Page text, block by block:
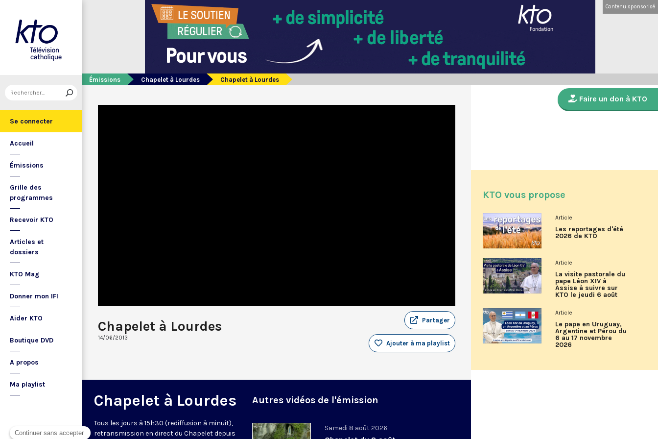
Se connecter
Accueil
Émissions
Grille des
programmes
Recevoir KTO
Articles et
dossiers
KTO Mag
Donner mon IFI
Aider KTO
Boutique DVD
A propos
Ma playlist
Contenu sponsorisé
Émissions Chapelet à Lourdes Chapelet à Lourdes
Chapelet à Lourdes
14/06/2013
Partager
Ajouter à ma playlist
Chapelet à Lourdes
Tous les jours à 15h30 (rediffusion à minuit),
retransmission en direct du Chapelet depuis
Autres vidéos de l'émission
Samedi 8 août 2026
Faire un don à KTO
KTO vous propose
Article
Les reportages d'été
2026 de KTO
Article
La visite pastorale du
pape Léon XIV à
Assise à suivre sur
KTO le jeudi 6 août
Article
Le pape en Uruguay,
Argentine et Pérou du
6 au 17 novembre
2026